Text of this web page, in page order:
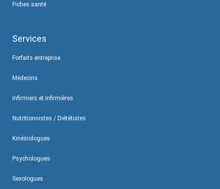
Fiches santé
Services
Forfaits entreprise
Médecins
Infirmiers et Infirmières
Nutritionnistes / Diététistes
Kinésiologues
Psychologues
Sexologues